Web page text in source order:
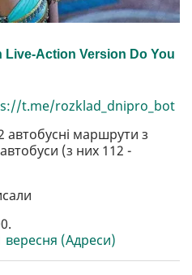
t.me/rozklad_dnipro_bot
автобусні маршрути з
(з них 112 -
вересня (Адреси)